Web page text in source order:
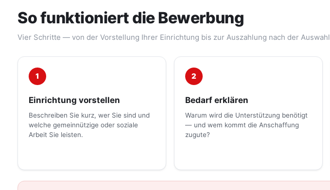
So funktioniert die Bewerbung
Vier Schritte — von der Vorstellung Ihrer Einrichtung bis zur Auszahlung nach der
1
Einrichtung vorstellen
Beschreiben Sie kurz, wer Sie sind und
welche gemeinnützige oder soziale
Arbeit Sie leisten.
2
Bedarf erklären
Warum wird die Unterstützung benötigt
— und wem kommt die Anschaffung
zugute?